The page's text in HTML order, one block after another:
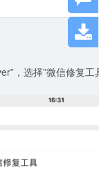
，选择”微信修复工
